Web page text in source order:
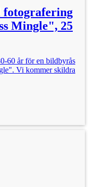
fotografering
Mingle", 25
60 år för en bildbyrås
Vi kommer skildra